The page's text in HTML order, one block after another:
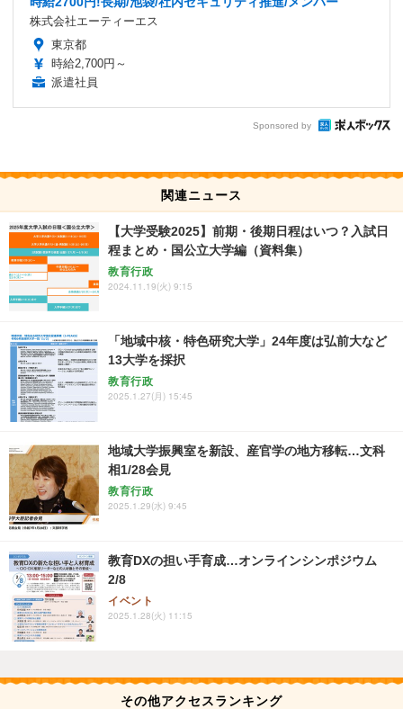
株式会社エーティーエス
東京都
時給2,700円～
派遣社員
Sponsored by
関連ニュース
【大学受験2025】前期・後期日程はいつ？入試日
程まとめ・国公立大学編（資料集）
教育行政
2024.11.19(火) 9:15
「地域中核・特色研究大学」24年度は弘前大など
13大学を採択
教育行政
2025.1.27(月) 15:45
地域大学振興室を新設、産官学の地方移転…文科
相1/28会見
教育行政
2025.1.29(水) 9:45
教育DXの担い手育成…オンラインシンポジウム
2/8
イベント
2025.1.28(火) 11:15
その他アクセスランキング